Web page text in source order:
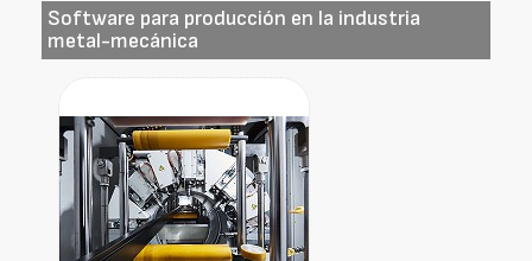
Software para producción en la industria
metal-mecánica